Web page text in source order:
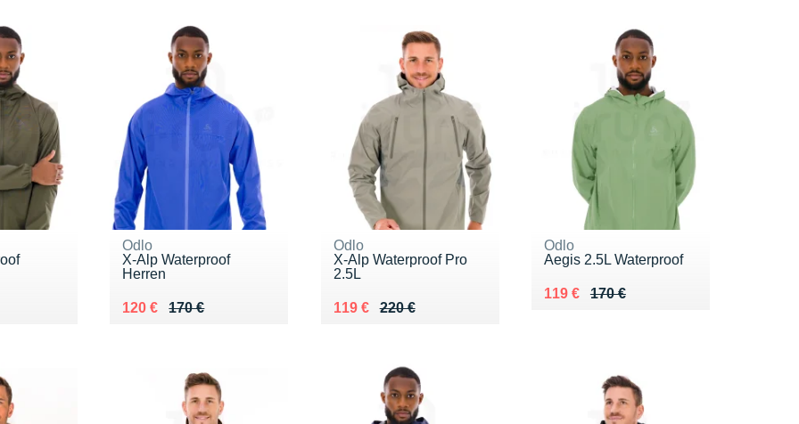
€
Odlo
X-Alp Waterproof
Herren
170 €
Au lieu de 170 €
120 €
Vendu 120 €
Odlo
X-Alp Waterproof Pro
2.5L
220 €
Au lieu de 220 €
119 €
Vendu 119 €
Odlo
Aegis 2.5L Waterproof
170 €
Au lieu de 170 €
119 €
Vendu 119 €